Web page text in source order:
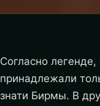
Согласно
принадлежали
знати Бирмы. В